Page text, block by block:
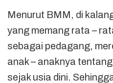
Menurut BMM, di
yang memang rata –
sebagai pedagang,
anak – anaknya
sejak usia dini.